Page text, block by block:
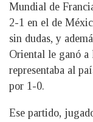
Mundial de
2-1 en el de
sin dudas, y
Oriental le ganó a
representaba al
por 1-0.
Ese partido,